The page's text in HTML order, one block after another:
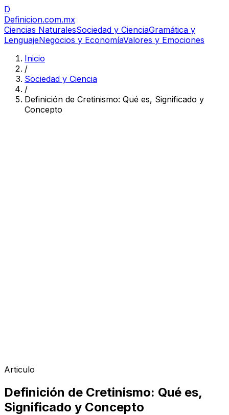
D
Definicion.com.mx
Ciencias NaturalesSociedad y CienciaGramática y
LenguajeNegocios y EconomíaValores y Emociones
Inicio
/
Sociedad y Ciencia
/
Definición de Cretinismo: Qué es, Significado y
Concepto
Articulo
Definición de Cretinismo: Qué es,
Significado y Concepto